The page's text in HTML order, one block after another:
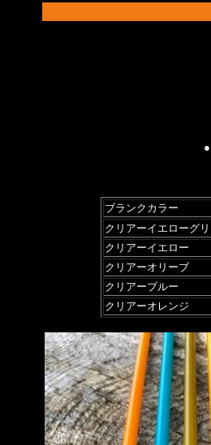
ブランクカラー
クリアーイエローグ
クリアーイエロー
クリアーオリーブ
クリアーブルー
クリアーオレンジ